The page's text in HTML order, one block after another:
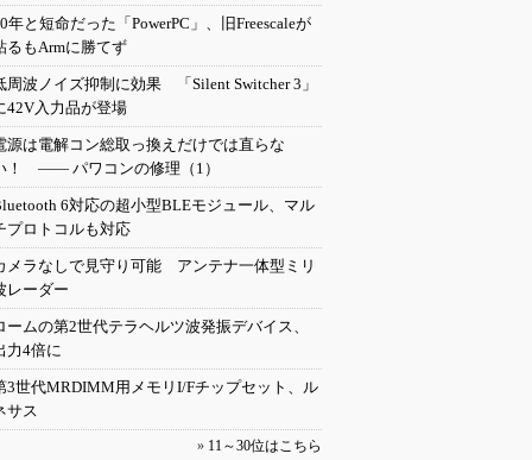
年と短命だった「PowerPC」、旧Freescaleが
るもArmに勝てず
周波ノイズ抑制に効果 「Silent Switcher 3」
42V入力品が登場
源は電解コン総取っ換えだけでは直らな
！ ―― パワコンの修理（1）
6対応の超小型BLEモジュール、マル
プロトコルも対応
メラなしで見守り可能 アンテナ一体型ミリ
レーダー
ームの第2世代テラヘルツ波発振デバイス、
力4倍に
3世代MRDIMM用メモリI/Fチップセット、ル
サス
» 11～30位はこちら